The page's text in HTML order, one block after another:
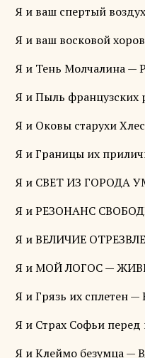
Я и ваш спертый
Я и ваш восковой
Я и Тень Молчалина —
Я и Пыль
Я и Оковы старухи
Я и Границы их
Я и СВЕТ ИЗ ГОРОДА
Я и РЕЗОНАНС
Я и ВЕЛИЧИЕ
Я и МОЙ ЛОГОС —
Я и Грязь их сплетен
Я и Страх Софьи
Я и Клеймо безумца —